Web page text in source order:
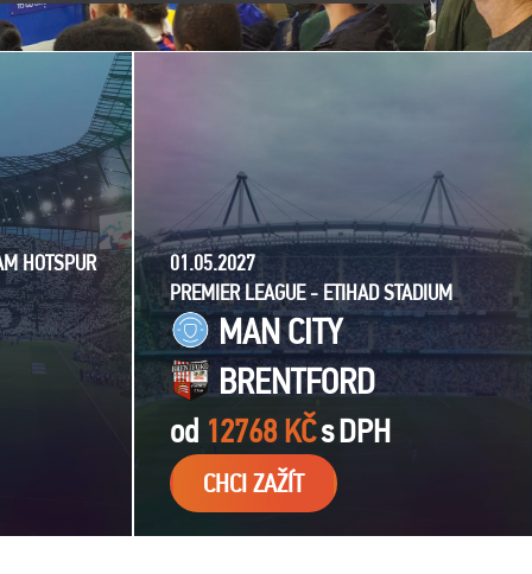
HOTSPUR
01.05.2027
PREMIER LEAGUE - ETIHAD STADIUM
MAN CITY
BRENTFORD
od 12768 KČsDPH
CHCI ZAŽÍT